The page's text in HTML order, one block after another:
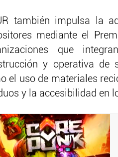
también impulsa la
mediante el
que
y operativa de
el uso de materiales
y la accesibilidad en